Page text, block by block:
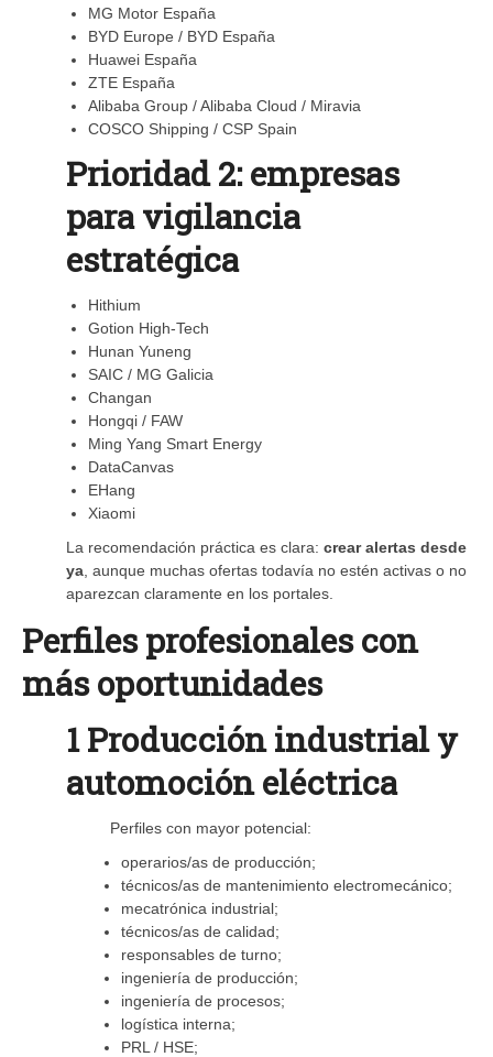
MG Motor España
BYD Europe / BYD España
Huawei España
ZTE España
Alibaba Group / Alibaba Cloud / Miravia
COSCO Shipping / CSP Spain
Prioridad 2: empresas
para vigilancia
estratégica
Hithium
Gotion High-Tech
Hunan Yuneng
SAIC / MG Galicia
Changan
Hongqi / FAW
Ming Yang Smart Energy
DataCanvas
EHang
Xiaomi
La recomendación práctica es clara: crear alertas desde
ya , aunque muchas ofertas todavía no estén activas o no
aparezcan claramente en los portales.
Perfiles profesionales con
más oportunidades
1 Producción industrial y
automoción eléctrica
Perfiles con mayor potencial:
operarios/as de producción;
técnicos/as de mantenimiento electromecánico;
mecatrónica industrial;
técnicos/as de calidad;
responsables de turno;
ingeniería de producción;
ingeniería de procesos;
logística interna;
PRL / HSE;